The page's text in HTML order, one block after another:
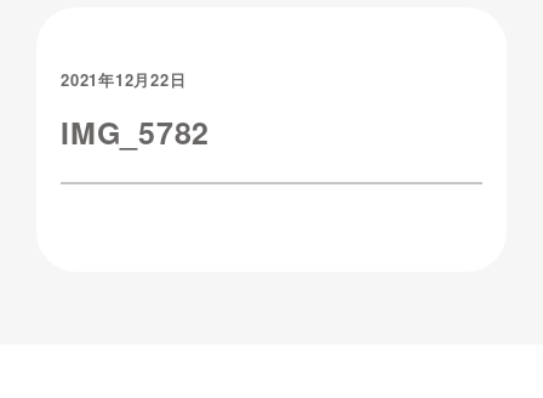
2021年12月22日
IMG_5782